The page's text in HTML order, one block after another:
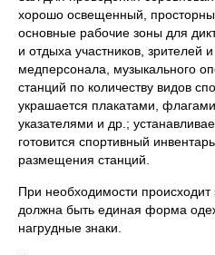
хорошо освещенный,
основные рабочие зоны для
и отдыха участников, зрителей
медперсонала, музыкального
станций по количеству видов
украшается плакатами,
указателями и др.;
готовится спортивный
размещения станций.
При необходимости
должна быть единая форма
нагрудные знаки.